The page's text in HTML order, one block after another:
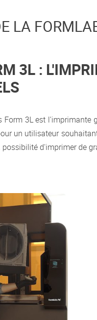
LA
3L :
Form 3L est
un utilisateur
d'imprimer de